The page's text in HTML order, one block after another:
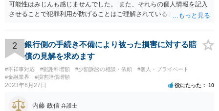
可能性はみじんも感じませんでした。 また、それらの個人情報を記入
させることで犯罪利用が防げることはご理解されているとおりです。
士に同意を求めているだけです。 最初の回答では分かりづらかったの
かもしれませんが、質問にわかりやすく答えると「法的に許される」
が答えになります。 補足でアドバイスしておきますと、今私に反論し
てきたその内容をゆうちょ銀行にぶつければいいとおもいます。 もっ
とも、ぶつけられたゆうちょ銀行があなたと契約するかは法律上ゆう
ちょ銀行の自由です。
2
銀行側の手続き不備により被った損害に対する賠
償の見解を求めます
#不祥事対応 #慰謝料増額 #少額訴訟の相談・依頼
#個人・プライベート
#金融業界
#損害賠償増額
2023年6月27日 役にたった 10
内藤 政信 弁護士